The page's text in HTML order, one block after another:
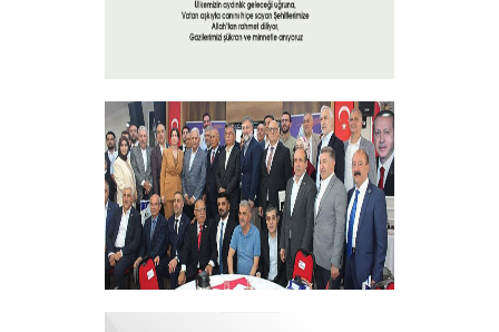
15 Temmuz 2025
+